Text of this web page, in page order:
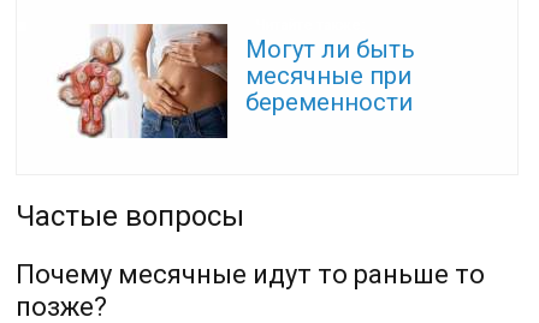
Могут ли быть
месячные при
беременности
Частые вопросы
Почему месячные идут то раньше то
позже?